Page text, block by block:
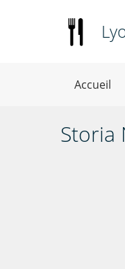
Accueil
Storia